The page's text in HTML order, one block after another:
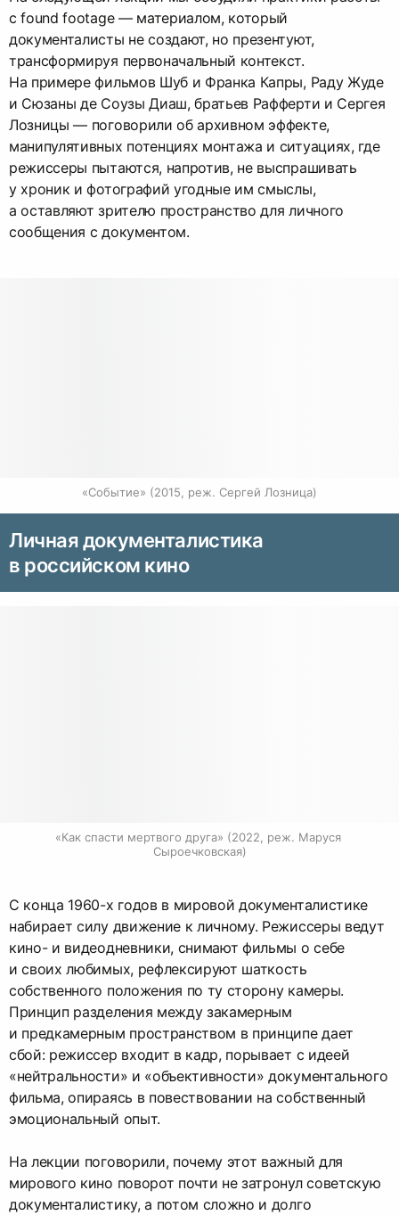
с found footage — материалом, который
документалисты не создают, но презентуют,
трансформируя первоначальный контекст.
На примере фильмов Шуб и Франка Капры, Раду Жуде
и Сюзаны де Соузы Диаш, братьев Рафферти и Сергея
Лозницы — поговорили об архивном эффекте,
манипулятивных потенциях монтажа и ситуациях, где
режиссеры пытаются, напротив, не выспрашивать
у хроник и фотографий угодные им смыслы,
а оставляют зрителю пространство для личного
сообщения с документом.
«Событие» (2015, реж. Сергей Лозница)
Личная документалистика
в российском кино
«Как спасти мертвого друга» (2022, реж. Маруся
Сыроечковская)
С конца 1960-х годов в мировой документалистике
набирает силу движение к личному. Режиссеры ведут
кино- и видеодневники, снимают фильмы о себе
и своих любимых, рефлексируют шаткость
собственного положения по ту сторону камеры.
Принцип разделения между закамерным
и предкамерным пространством в принципе дает
сбой: режиссер входит в кадр, порывает с идеей
«нейтральности» и «объективности» документального
фильма, опираясь в повествовании на собственный
эмоциональный опыт.
На лекции поговорили, почему этот важный для
мирового кино поворот почти не затронул советскую
документалистику, а потом сложно и долго